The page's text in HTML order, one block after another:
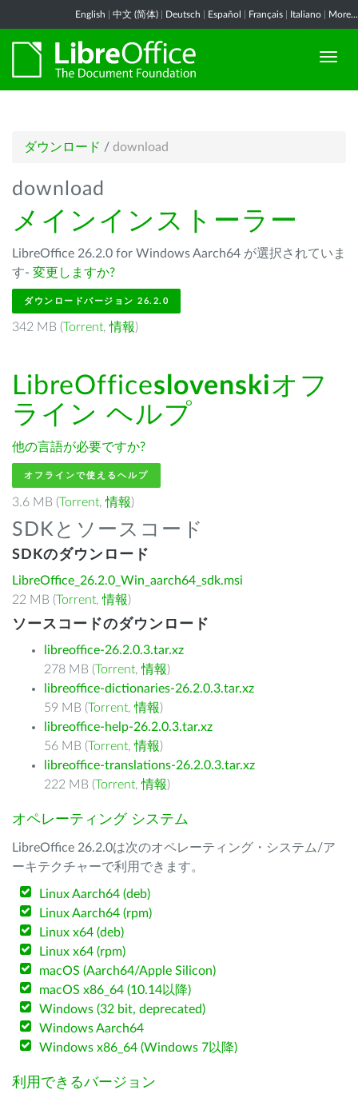
English 中文 (简体) Deutsch Español Français Italiano More...
ダウンロード / download
download
メインインストーラー
LibreOffice 26.2.0 for Windows Aarch64 が選択されていま
す- 変更しますか?
ダウンロードバージョン 26.2.0
342 MB (Torrent,情報)
LibreOfficeslovenskiオフ
ライン ヘルプ
他の言語が必要ですか?
オフラインで使えるヘルプ
3.6 MB (Torrent,情報)
SDKとソースコード
SDKのダウンロード
LibreOffice_26.2.0_Win_aarch64_sdk.msi
22 MB (Torrent,情報)
ソースコードのダウンロード
libreoffice-26.2.0.3.tar.xz
278 MB (Torrent,情報)
libreoffice-dictionaries-26.2.0.3.tar.xz
59 MB (Torrent,情報)
libreoffice-help-26.2.0.3.tar.xz
56 MB (Torrent,情報)
libreoffice-translations-26.2.0.3.tar.xz
222 MB (Torrent,情報)
オペレーティング システム
LibreOffice 26.2.0は次のオペレーティング・システム/ア
ーキテクチャーで利用できます。
Linux Aarch64 (deb)
Linux Aarch64 (rpm)
Linux x64 (deb)
Linux x64 (rpm)
macOS (Aarch64/Apple Silicon)
macOS x86_64 (10.14以降)
Windows (32 bit, deprecated)
Windows Aarch64
Windows x86_64 (Windows 7以降)
利用できるバージョン